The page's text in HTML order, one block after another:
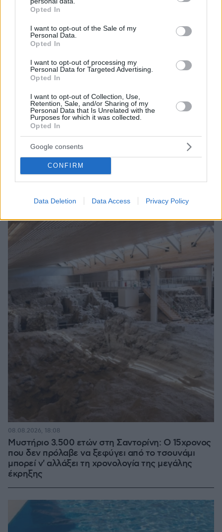
grant or deny consent to Google and its third-party tags to
use your data for below specified purposes in below Google
consent section.
Opted In
I want to opt-out of the Sale of my
Personal Data.
Opted In
I want to opt-out of processing my
Personal Data for Targeted Advertising.
Opted In
I want to opt-out of Collection, Use,
Retention, Sale, and/or Sharing of my
Personal Data that Is Unrelated with the
Purposes for which it was collected.
Opted In
Google consents
CONFIRM
Data Deletion Data Access Privacy Policy
Γιαννιώτα στο τέλος, ντεμπούτο του Μιρ, δείτε τα γκολ
πριν 22 λεπτά
δηλητηρίαση: «Τι μάτι πρέπει να έχω φάει», δείτε βίντεο
πριν 23 λεπτά
πριν 24 λεπτά
Η Τουρκία ζητά μορατόριουμ Ρωσίας - Ουκρανίας στις
επιθέσεις κατά εμπορικών πλοίων στη Μαύρη Θάλασσα
πριν 32 λεπτά
ΔΕΙΤΕ ΟΛΕΣ ΤΙΣ ΕΙΔΗΣΕΙΣ
ΤΑ ΠΙΟ ΔΗΜΟΦΙΛΗ
Μυστήριο 3.500 ετών στη Σαντορίνη: Ο 15χρονος
που δεν πρόλαβε να ξεφύγει από το τσουνάμι
μπορεί ν' αλλάξει τη χρονολογία της μεγάλης
έκρηξης
08.08.2026, 18:08